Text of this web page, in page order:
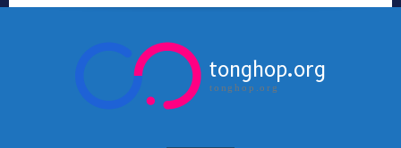
tonghop.org
tonghop.org